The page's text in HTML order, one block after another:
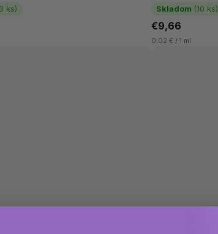
ks)
tak, aby si...
Skladom (10 ks)
€9,66
0,02 € / 1 ml
= až 50 náplní....